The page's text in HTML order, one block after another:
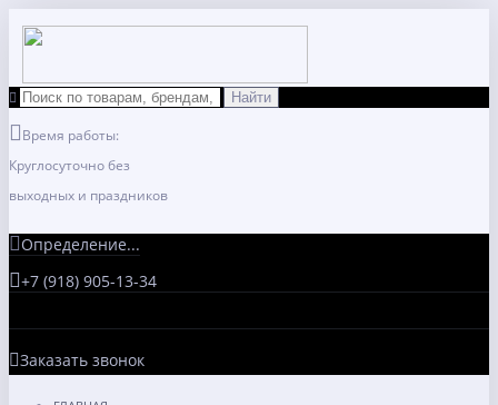
Время работы:
Круглосуточно без
выходных и праздников
Определение...
+7 (918) 905-13-34
Заказать звонок